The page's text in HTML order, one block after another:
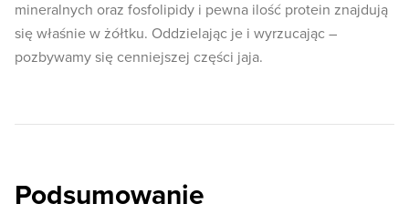
mineralnych oraz fosfolipidy i pewna ilość protein znajdują
się właśnie w żółtku. Oddzielając je i wyrzucając –
pozbywamy się cenniejszej części jaja.
Podsumowanie